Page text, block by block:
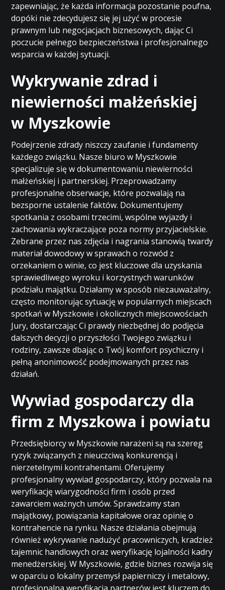
zapewniając, że każda informacja pozostanie poufna,
dopóki nie zdecydujesz się jej użyć w procesie
prawnym lub negocjacjach biznesowych, dając Ci
poczucie pełnego bezpieczeństwa i profesjonalnego
wsparcia w każdej sytuacji.
Wykrywanie zdrad i
niewierności małżeńskiej
w Myszkowie
Podejrzenie zdrady niszczy zaufanie i fundamenty
każdego związku. Nasze biuro w Myszkowie
specjalizuje się w dokumentowaniu niewierności
małżeńskiej i partnerskiej. Przeprowadzamy
profesjonalne obserwacje, które pozwalają na
bezsporne ustalenie faktów. Dokumentujemy
spotkania z osobami trzecimi, wspólne wyjazdy i
zachowania wykraczające poza normy przyjacielskie.
Zebrane przez nas zdjęcia i nagrania stanowią twardy
materiał dowodowy w sprawach o rozwód z
orzekaniem o winie, co jest kluczowe dla uzyskania
sprawiedliwego wyroku i korzystnych warunków
podziału majątku. Działamy w sposób niezauważalny,
często monitorując sytuację w popularnych miejscach
spotkań w Myszkowie i okolicznych miejscowościach
Jury, dostarczając Ci prawdy niezbędnej do podjęcia
dalszych decyzji o przyszłości Twojego związku i
rodziny, zawsze dbając o Twój komfort psychiczny i
pełną anonimowość podejmowanych przez nas
działań.
Wywiad gospodarczy dla
firm z Myszkowa i powiatu
Przedsiębiorcy w Myszkowie narażeni są na szereg
ryzyk związanych z nieuczciwą konkurencją i
nierzetelnymi kontrahentami. Oferujemy
profesjonalny wywiad gospodarczy, który pozwala na
weryfikację wiarygodności firm i osób przed
zawarciem ważnych umów. Sprawdzamy stan
majątkowy, powiązania kapitałowe oraz opinię o
kontrahencie na rynku. Nasze działania obejmują
również wykrywanie nadużyć pracowniczych, kradzież
tajemnic handlowych oraz weryfikację lojalności kadry
menedżerskiej. W Myszkowie, gdzie biznes rozwija się
w oparciu o lokalny przemysł papierniczy i metalowy,